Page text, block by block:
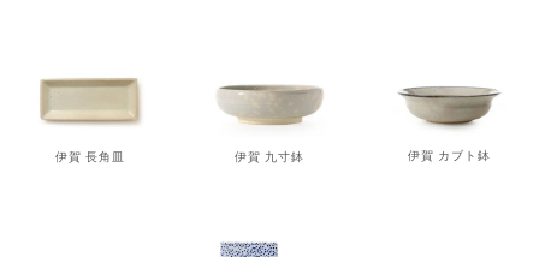
伊賀 長角皿 伊賀 九寸鉢 伊賀 カブト鉢